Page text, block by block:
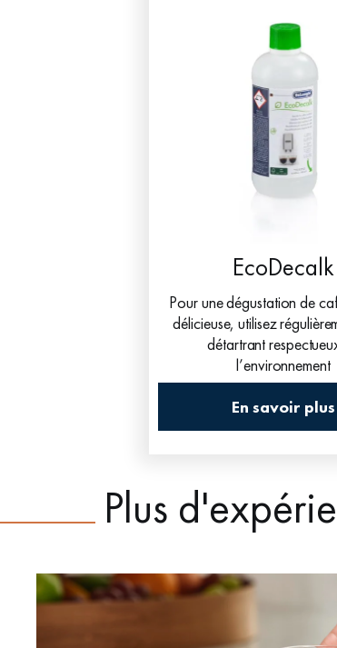
EcoDecalk
Pour une dégustation de
délicieuse, utilisez
détartrant
l’environnement
En savoir plus
Plus